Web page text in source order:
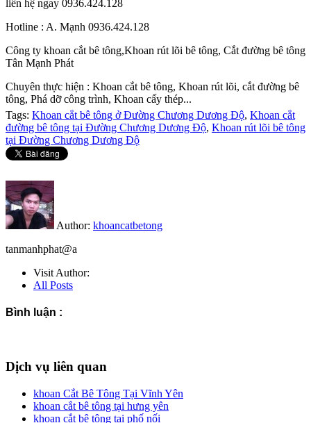
liên hệ ngay 0936.424.128
Hotline : A. Mạnh 0936.424.128
Công ty khoan cắt bê tông,Khoan rút lõi bê tông, Cắt đường bê tông
Tân Mạnh Phát
Chuyên thực hiện : Khoan cắt bê tông, Khoan rút lõi, cắt đường bê
tông, Phá dỡ công trình, Khoan cấy thép...
Tags: Khoan cắt bê tông ở Đường Chương Dương Độ, Khoan cắt
đường bê tông tại Đường Chương Dương Độ, Khoan rút lõi bê tông
tại Đường Chương Dương Độ
Author: khoancatbetong
tanmanhphat@a
Visit Author:
All Posts
Bình luận :
Dịch vụ liên quan
khoan Cắt Bê Tông Tại Vĩnh Yên
khoan cắt bê tông tại hưng yên
khoan cắt bê tông tại phố nối